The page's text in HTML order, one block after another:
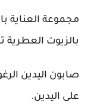
بالزيوت العطرية
صابون اليدين
على اليدين.